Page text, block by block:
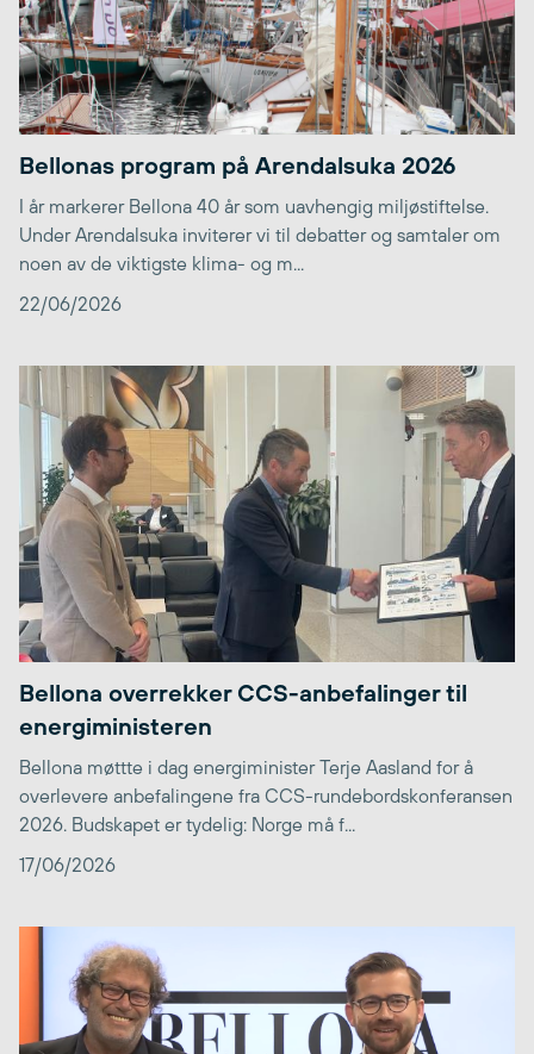
Bellonas program på Arendalsuka 2026
I år markerer Bellona 40 år som uavhengig miljøstiftelse.
Under Arendalsuka inviterer vi til debatter og samtaler om
noen av de viktigste klima- og m...
22/06/2026
Bellona overrekker CCS-anbefalinger til
energiministeren
Bellona møttte i dag energiminister Terje Aasland for å
overlevere anbefalingene fra CCS-rundebordskonferansen
2026. Budskapet er tydelig: Norge må f...
17/06/2026